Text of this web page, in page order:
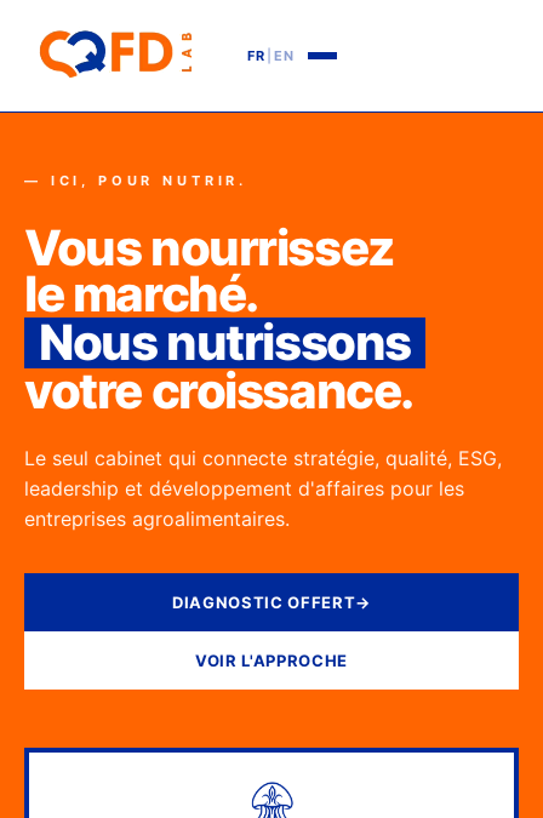
FR EN
— ICI, POUR NUTRIR.
Vous nourrissez
le marché.
Nous nutrissons
votre croissance.
Le seul cabinet qui connecte stratégie, qualité, ESG,
leadership et développement d'affaires pour les
entreprises agroalimentaires.
DIAGNOSTIC OFFERT→
VOIR L'APPROCHE